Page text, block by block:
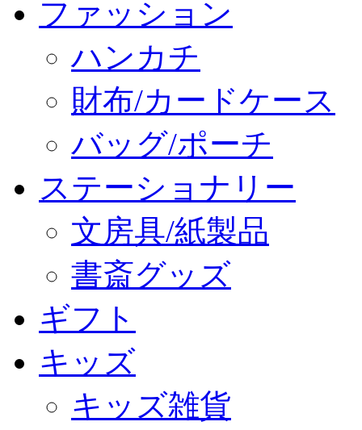
ファッション
ハンカチ
財布/カードケース
バッグ/ポーチ
ステーショナリー
文房具/紙製品
書斎グッズ
ギフト
キッズ
キッズ雑貨